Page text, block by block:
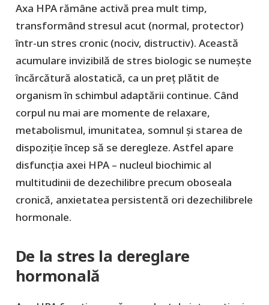
Axa HPA rămâne activă prea mult timp,
transformând stresul acut (normal, protector)
într-un stres cronic(nociv, distructiv). Această
acumulare invizibilă de stres biologic se numește
încărcătură alostatică, ca un preţ plătit de
organism în schimbul adaptării continue. Când
corpul nu mai are momente de relaxare,
metabolismul, imunitatea, somnul și starea de
dispoziţie încep să se deregleze. Astfel apare
disfuncția axei HPA– nucleul biochimic al
multitudinii de dezechilibre precum oboseala
cronică, anxietatea persistentă ori dezechilibrele
hormonale.
De la stres la dereglare
hormonală